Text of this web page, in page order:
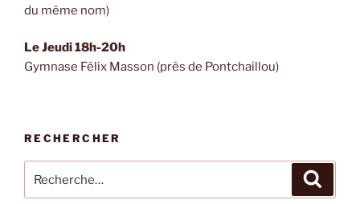
du même nom)
Le Jeudi 18h-20h
Gymnase Félix Masson (près de Pontchaillou)
RECHERCHER
pour